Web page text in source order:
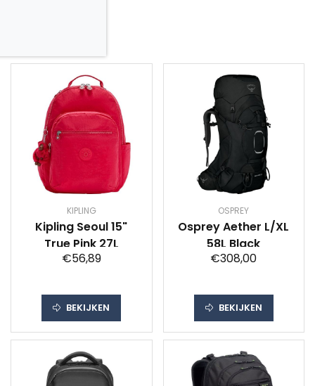
KIPLING
Kipling Seoul 15"
True Pink 27L
€56,89
BEKIJKEN
OSPREY
Osprey Aether L/XL
58L Black
€308,00
BEKIJKEN